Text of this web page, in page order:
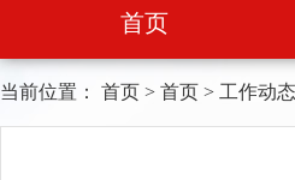
首页
当前位置： 首页 > 首页 > 工作动态